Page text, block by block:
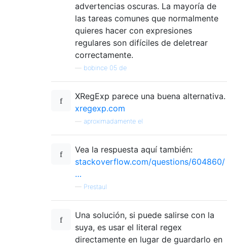
advertencias oscuras. La mayoría de
las tareas comunes que normalmente
quieres hacer con expresiones
regulares son difíciles de deletrear
correctamente.
bobince 05 de
XRegExp parece una buena alternativa.
xregexp.com
aproximadamente el
Vea la respuesta aquí también:
stackoverflow.com/questions/604860/
…
— Prestaul
Una solución, si puede salirse con la
suya, es usar el literal regex
directamente en lugar de guardarlo en